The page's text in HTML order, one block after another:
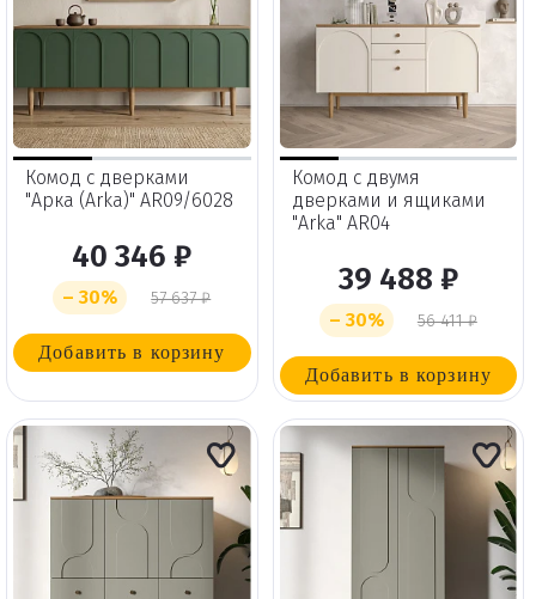
Комод с дверками
"Арка (Arka)" AR09/6028
40 346 ₽
– 30% 57 637 ₽
Добавить в корзину
Комод с двумя
дверками и ящиками
"Arka" AR04
39 488 ₽
– 30% 56 411 ₽
Добавить в корзину